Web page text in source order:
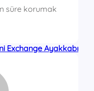
süre korumak
Exchange Ayakkabı